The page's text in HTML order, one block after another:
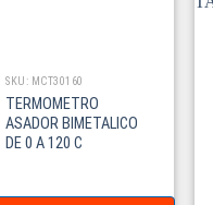
SKU: MCT30160
TERMOMETRO
ASADOR BIMETALICO
DE 0 A 120 C